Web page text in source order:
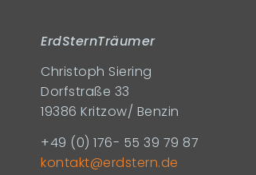
ErdSternTräumer
Christoph Siering
Dorfstraße 33
19386 Kritzow/ Benzin
+49 (0) 176- 55 39 79 87
kontakt@erdstern.de